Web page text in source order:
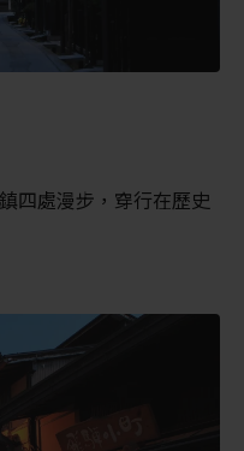
四處漫步，穿行在歷史